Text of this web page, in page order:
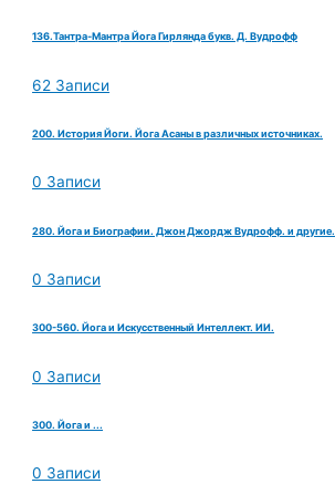
136.Тантра-Мантра Йога Гирлянда букв. Д. Вудрофф
62 Записи
200. История Йоги. Йога Асаны в различных источниках.
0 Записи
280. Йога и Биографии. Джон Джордж Вудрофф. и другие.
0 Записи
300-560. Йога и Искусственный Интеллект. ИИ.
0 Записи
300. Йога и ...
0 Записи